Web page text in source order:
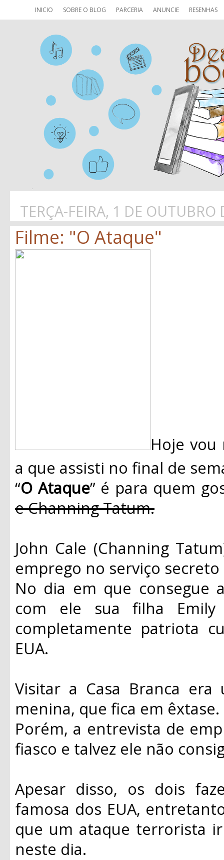
INICIO SOBRE O BLOG PARCERIA ANUNCIE RESENHAS
TERÇA-FEIRA, 1 DE OUTUBRO
Filme: "O Ataque"
Hoje
a que assisti no final de
“O Ataque” é para quem
e Channing Tatum.
John Cale (Channing
emprego no serviço secreto
No dia em que consegue
com ele sua filha Emily
completamente patriota
EUA.
Visitar a Casa Branca
menina, que fica em êxtase.
Porém, a entrevista de
fiasco e talvez ele não
Apesar disso, os dois
famosa dos EUA,
que um ataque terrorista
neste dia.